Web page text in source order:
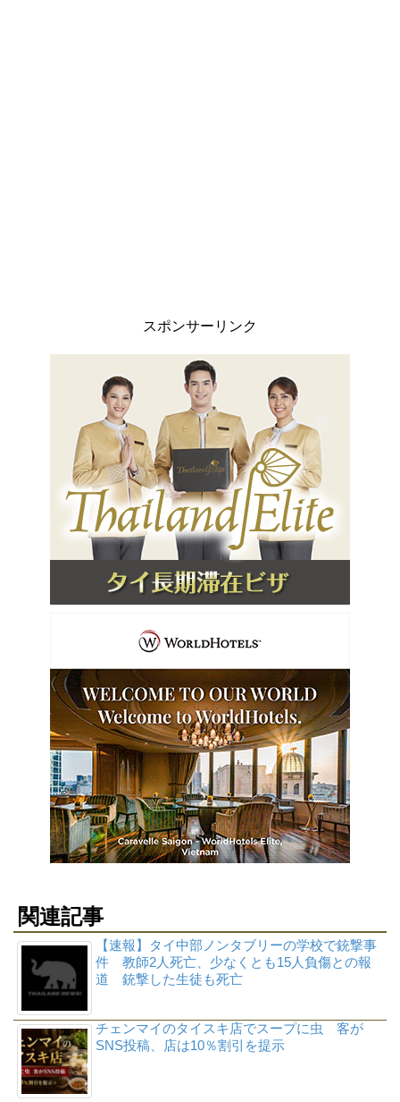
スポンサーリンク
関連記事
【速報】タイ中部ノンタブリーの学校で銃撃事
件 教師2人死亡、少なくとも15人負傷との報
道 銃撃した生徒も死亡
チェンマイのタイスキ店でスープに虫 客が
SNS投稿、店は10％割引を提示